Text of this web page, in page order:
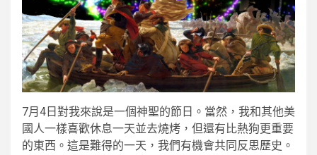
7月4日對我來說是一個神聖的節日。當然，我和其他美
國人一樣喜歡休息一天並去燒烤，但還有比熱狗更重要
的東西。這是難得的一天，我們有機會共同反思歷史。